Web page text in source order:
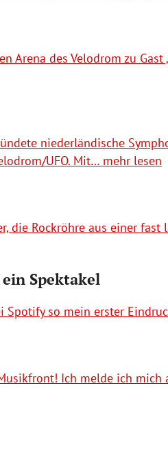
Arena des Velodrom zu Gast
niederländische
UFO. Mit… mehr lesen
die Rockröhre aus einer
Spektakel
Spotify so mein erster
Ich melde ich mich